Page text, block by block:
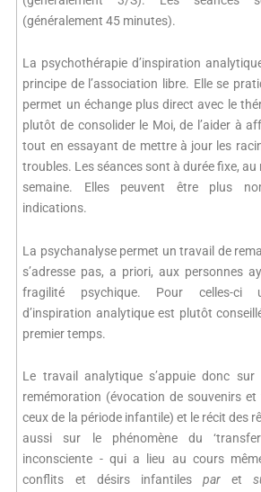
(généralement 45 minutes).
La psychothérapie d’inspiration
principe de l’association libre. Elle se
permet un échange plus direct avec le
plutôt de consolider le Moi, de l’aider à
tout en essayant de mettre à jour les
troubles. Les séances sont à durée fixe,
semaine. Elles peuvent être plus
indications.
La psychanalyse permet un travail de
s’adresse pas, a priori, aux personnes
fragilité psychique. Pour celles-ci
d’inspiration analytique est plutôt
premier temps.
Le travail analytique s’appuie donc sur
remémoration (évocation de souvenirs
ceux de la période infantile) et le récit des
aussi sur le phénomène du
inconsciente - qui a lieu au cours
conflits et désirs infantilespar et